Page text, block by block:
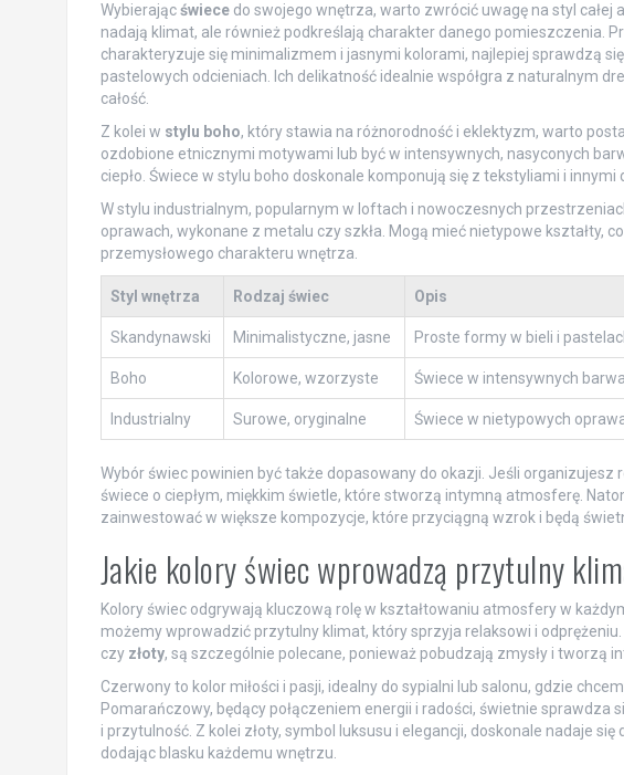
Wybierającświecedo swojego wnętrza, warto zwrócić uwagę na styl całej
nadają klimat, ale również podkreślają charakter danego pomieszczenia.
charakteryzuje się minimalizmem i jasnymi kolorami, najlepiej sprawdzą
pastelowych odcieniach. Ich delikatność idealnie współgra z naturalnym
całość.
Z kolei w stylu boho, który stawia na różnorodność i eklektyzm, warto
ozdobione etnicznymi motywami lub być w intensywnych, nasyconych
ciepło. Świece w stylu boho doskonale komponują się z tekstyliami i
W stylu industrialnym, popularnym w loftach i nowoczesnych
oprawach, wykonane z metalu czy szkła. Mogą mieć nietypowe kształty,
przemysłowego charakteru wnętrza.
Styl wnętrza Rodzaj świec Opis
Skandynawski Minimalistyczne, jasne Proste formy w bieli i
Boho Kolorowe, wzorzyste Świece w intensywnych
Industrialny Surowe, oryginalne Świece w nietypowych
Wybór świec powinien być także dopasowany do okazji. Jeśli organizujesz
świece o ciepłym, miękkim świetle, które stworzą intymną atmosferę.
zainwestować w większe kompozycje, które przyciągną wzrok i będą
Jakie kolory świec wprowadzą przytulny
Kolory świec odgrywają kluczową rolę w kształtowaniu atmosfery w
możemy wprowadzić przytulny klimat, który sprzyja relaksowi i odprężeniu.
czy złoty, są szczególnie polecane, ponieważ pobudzają zmysły i tworzą
Czerwony to kolor miłości i pasji, idealny do sypialni lub salonu, gdzie
Pomarańczowy, będący połączeniem energii i radości, świetnie sprawdza
i przytulność. Z kolei złoty, symbol luksusu i elegancji, doskonale nadaje
dodając blasku każdemu wnętrzu.